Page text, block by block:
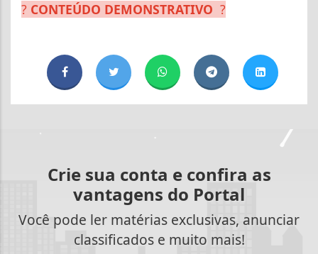
? CONTEÚDO DEMONSTRATIVO ?
Crie sua conta e confira as
vantagens do Portal
Você pode ler matérias exclusivas, anunciar
classificados e muito mais!